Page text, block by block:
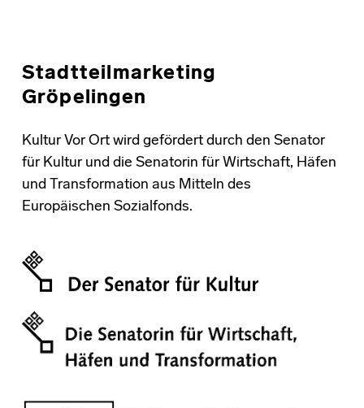
Stadtteilmarketing
Gröpelingen
Kultur Vor Ort wird gefördert durch den Senator
für Kultur und die Senatorin für Wirtschaft, Häfen
und Transformation aus Mitteln des
Europäischen Sozialfonds.